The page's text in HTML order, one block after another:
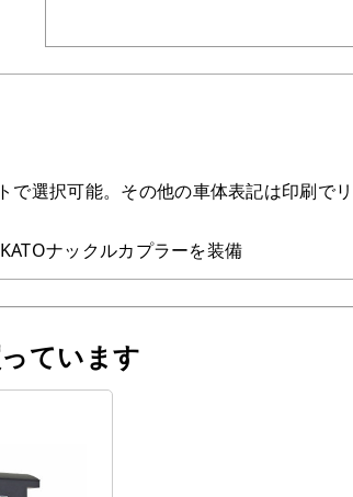
で選択可能。その他の車体表記は印刷で
ナックルカプラーを装備
ています